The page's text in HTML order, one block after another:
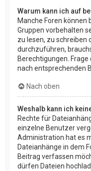
Warum kann ich auf
Manche Foren
Gruppen vorbehalten
zu lesen, zu schreiben
durchzuführen,
Berechtigungen.
nach entsprechenden
Nach oben
Weshalb kann ich
Rechte für
einzelne Benutzer
Administration hat es
Dateianhänge in dem
Beitrag verfassen
dürfen Dateien